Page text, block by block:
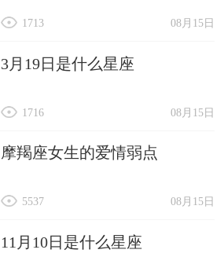
08月15日
1713
3月19日是什么星座
08月15日
1716
摩羯座女生的爱情弱点
08月15日
5537
11月10日是什么星座